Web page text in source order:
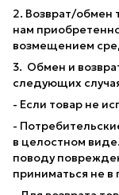
2. Возврат/обмен
нам
возмещением
3. Обмен и
следующих
- Если товар не
-
в целостном
поводу
приниматься не в